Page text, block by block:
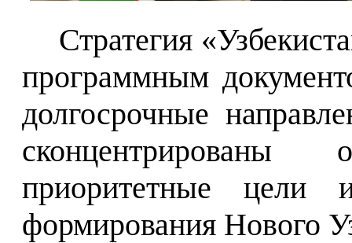
Стратегия
программным
долгосрочные
приоритетные цели
формирования Нового